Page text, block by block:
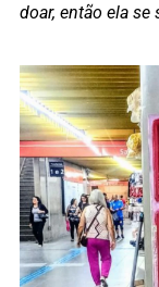
doar, então ela se